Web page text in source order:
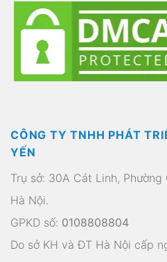
CÔNG TY TNHH PHÁT
YẾN
Trụ sở: 30A Cát Linh, Phường
Hà Nội.
GPKD số: 0108808804
Do sở KH và ĐT Hà Nội cấp